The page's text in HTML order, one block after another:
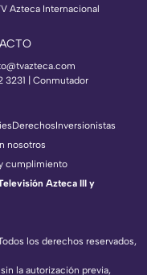
Azteca Internacional
3231 | Conmutador
los derechos reservados,
la autorización previa,
DerechosInversionistas
nosotros
cumplimiento
Azteca III y